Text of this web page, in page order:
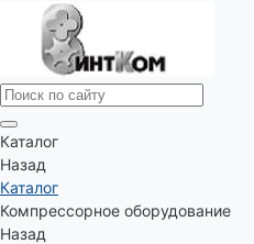
Каталог
Назад
Каталог
Компрессорное оборудование
Назад